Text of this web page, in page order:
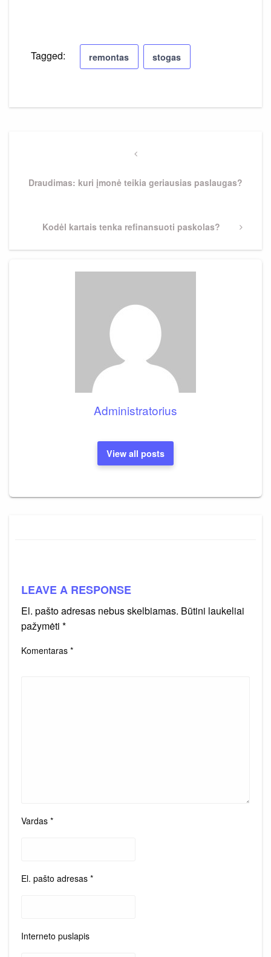
Tagged: remontas stogas
Previous
Draudimas: kuri įmonė teikia geriausias paslaugas?
Next
Kodėl kartais tenka refinansuoti paskolas?
Administratorius
View all posts
LEAVE A RESPONSE
El. pašto adresas nebus skelbiamas. Būtini laukeliai
pažymėti *
Komentaras *
Vardas *
El. pašto adresas *
Interneto puslapis